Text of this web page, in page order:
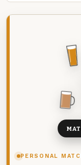
PERSONAL